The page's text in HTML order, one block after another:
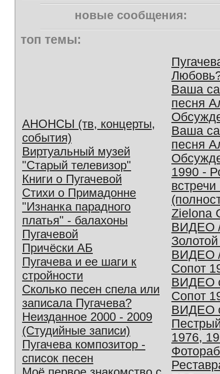
новые сообщения:
топ темы:
АНОНСЫ (тв, концерты,
события)
Виртуальный музей
"Старый телевизор"
Книги о Пугачевой
Стихи о Примадонне
"Изнанка парадного
платья" - балахоны
Пугачевой
Причёски АБ
Пугачева и ее шаги к
стройности
Сколько песен спела или
записала Пугачева?
Неизданное 2000 - 2009
(Студийные записи)
Пугачева композитор -
список песен
Ваша
песня
Ваша
песня
1990 -
Zielona
ВИДЕО
ВИДЕО
Сопот
ВИДЕО
Сопот
ВИДЕО
1976,